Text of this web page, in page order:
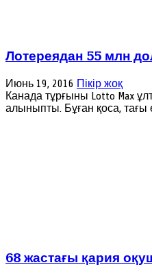
Лотереядан 55 млн
Июнь 19, 2016 Пікір жоқ
Канада тұрғыны Lotto Max
алыныпты. Бұған қоса, тағы
68 жастағы қария